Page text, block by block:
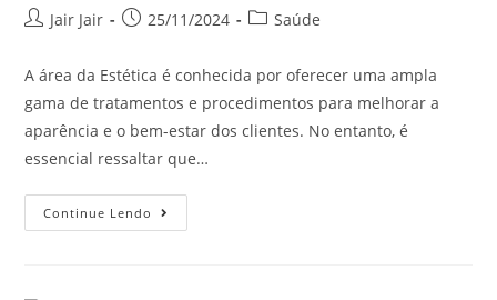
Jair Jair 25/11/2024 Saúde
A área da Estética é conhecida por oferecer uma ampla
gama de tratamentos e procedimentos para melhorar a
aparência e o bem-estar dos clientes. No entanto, é
essencial ressaltar que…
Continue Lendo